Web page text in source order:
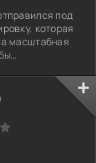
под
которая
масштабная